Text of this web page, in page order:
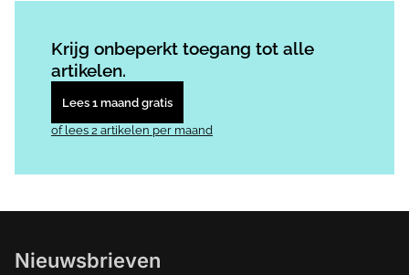
Krijg onbeperkt toegang tot alle
artikelen.
Lees 1 maand gratis
of lees 2 artikelen per maand
Nieuwsbrieven